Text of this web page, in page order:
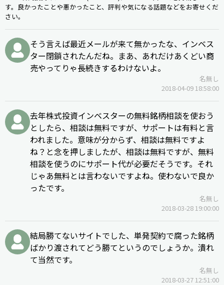
す。良かったことや悪かったこと、評判や気になる話題などをお寄せくだ
さい。
そう言えば最近メールが来て無かったな、インベス
ター閉鎖されたんだね。まあ、あれだけあくどい商
売やってりゃ長続きするわけないよ。
名無し
2018-04-09 18:58:00
去年株式投資インベスターの無料銘柄相談を使おう
としたら、相談は無料ですが、サポートは有料と言
われました。意味が分からず、相談は無料ですよ
ね？と念を押しましたが、相談は無料ですが、無料
相談を使うのにサポート代が必要だそうです。それ
じゃあ無料とは言わないですよね。使わないで良か
ったです。
名無し
2018-03-28 19:00:00
結局勝てないサイトでした、単発契約で腐った銘柄
ばかり渡されてどう勝てというのでしょうか。潰れ
て当然です。
名無し
2018-03-27 12:51:00